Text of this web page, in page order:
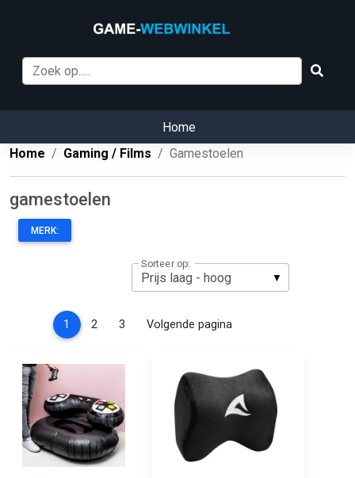
Home
Home
Gaming / Films Gamestoelen
gamestoelen
MERK:
Sorteer op:
1 (current)
2 3 Volgende pagina